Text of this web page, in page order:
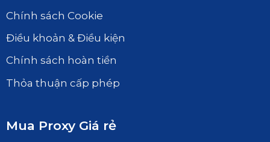
Chính sách Cookie
Điều khoản & Điều kiện
Chính sách hoàn tiền
Thỏa thuận cấp phép
Mua Proxy Giá rẻ